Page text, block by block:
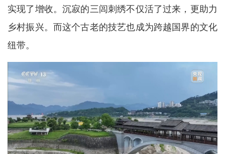
实现了增收。沉寂的三闾刺绣不仅活了过来，更助力
乡村振兴。而这个古老的技艺也成为跨越国界的文化
纽带。